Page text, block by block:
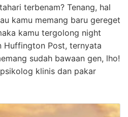
terbenam? Tenang, hal
kamu memang baru gereget
kamu tergolong night
Huffington Post, ternyata
sudah bawaan gen, lho!
klinis dan pakar